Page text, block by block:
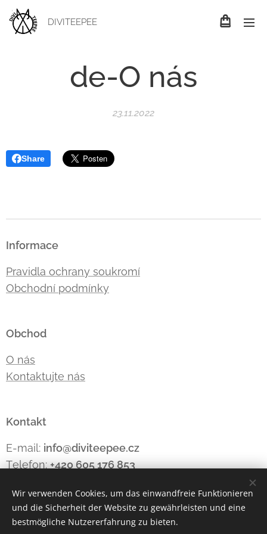
DIVITEEPEE
de-O nás
23.11.2022
Share
Informace
Pravidla ochrany soukromí
Obchodní podmínky
Obchod
O nás
Kontaktujte nás
Kontakt
E-mail: info@diviteepee.cz
Telefon:+420 605 176853
Wir verwenden Cookies, um das einwandfreie Funktionieren
und die Sicherheit der Website zu gewährleisten und eine
bestmögliche Nutzererfahrung zu bieten.